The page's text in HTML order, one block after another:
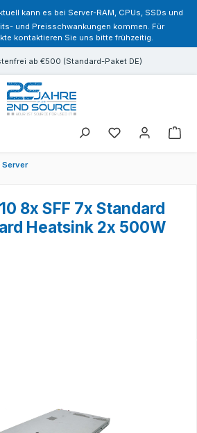
kann es bei Server-RAM, CPUs, SSDs und
und Preisschwankungen kommen. Für
kontaktieren Sie uns bitte frühzeitig.
ab €500 (Standard-Paket DE)
Sie haben 0
Server
8x SFF 7x Standard
Heatsink 2x 500W